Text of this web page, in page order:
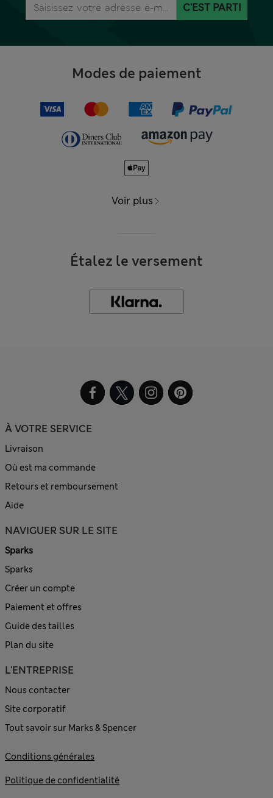
C'EST PARTI
Modes de paiement
Voir plus
Étalez le versement
À VOTRE SERVICE
Livraison
Où est ma commande
Retours et remboursement
Aide
NAVIGUER SUR LE SITE
Sparks
Sparks
Créer un compte
Paiement et offres
Guide des tailles
Plan du site
L'ENTREPRISE
Nous contacter
Site corporatif
Tout savoir sur Marks & Spencer
Conditions générales
Politique de confidentialité